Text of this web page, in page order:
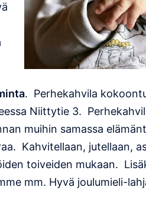
. Perhekahvila
Niittytie 3.
muihin samassa
Kahvitellaan, jutellaan,
toiveiden mukaan.
mm. Hyvä joulumieli-